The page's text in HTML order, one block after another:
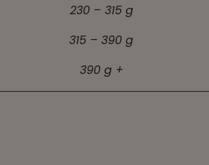
230 – 315 g
315 – 390 g
390 g +